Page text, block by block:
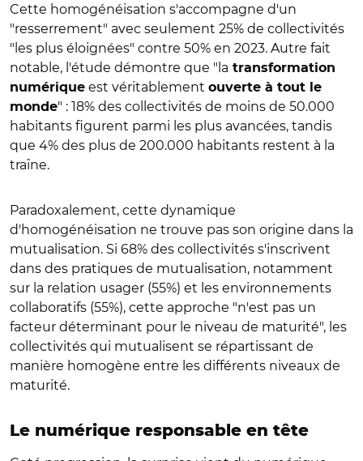
Cette homogénéisation s'accompagne d'un
"resserrement" avec seulement 25% de collectivités
"les plus éloignées" contre 50% en 2023. Autre fait
notable, l'étude démontre que "la transformation
numérique est véritablement ouverte à tout le
monde" : 18% des collectivités de moins de 50.000
habitants figurent parmi les plus avancées, tandis
que 4% des plus de 200.000 habitants restent à la
traîne.
Paradoxalement, cette dynamique
d'homogénéisation ne trouve pas son origine dans la
mutualisation. Si 68% des collectivités s'inscrivent
dans des pratiques de mutualisation, notamment
sur la relation usager (55%) et les environnements
collaboratifs (55%), cette approche "n'est pas un
facteur déterminant pour le niveau de maturité", les
collectivités qui mutualisent se répartissant de
manière homogène entre les différents niveaux de
maturité.
Le numérique responsable en tête